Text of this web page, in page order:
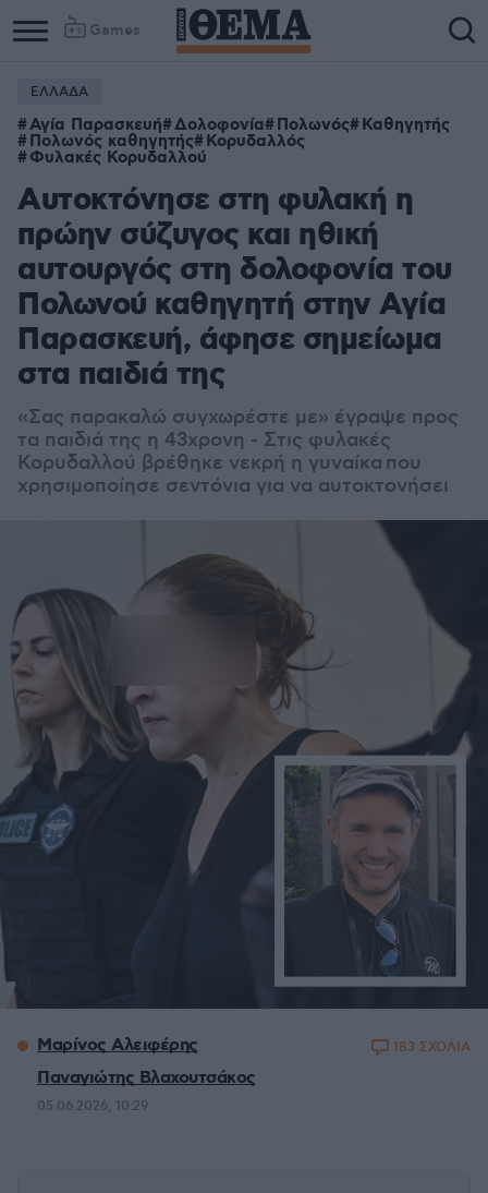
Games
ΕΛΛΑΔΑ
Αγία Παρασκευή Δολοφονία Πολωνός Καθηγητής
Πολωνός καθηγητής Κορυδαλλός
Φυλακές Κορυδαλλού
Αυτοκτόνησε στη φυλακή η
πρώην σύζυγος και ηθική
αυτουργός στη δολοφονία του
Πολωνού καθηγητή στην Αγία
Παρασκευή, άφησε σημείωμα
στα παιδιά της
«Σας παρακαλώ συγχωρέστε με» έγραψε προς
τα παιδιά της η 43χρονη - Στις φυλακές
Κορυδαλλού βρέθηκε νεκρή η γυναίκα που
χρησιμοποίησε σεντόνια για να αυτοκτονήσει
Μαρίνος Αλειφέρης
Παναγιώτης Βλαχουτσάκος
05.06.2026, 10:29
183 ΣΧΟΛΙΑ